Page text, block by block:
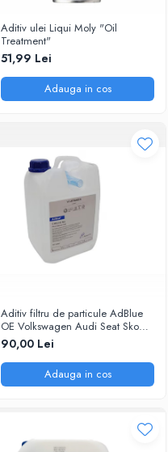
Aditiv ulei Liqui Moly "Oil
Treatment"
51,99 Lei
Adauga in cos
Aditiv filtru de particule AdBlue
OE Volkswagen Audi Seat Skoda
5L
90,00 Lei
Adauga in cos